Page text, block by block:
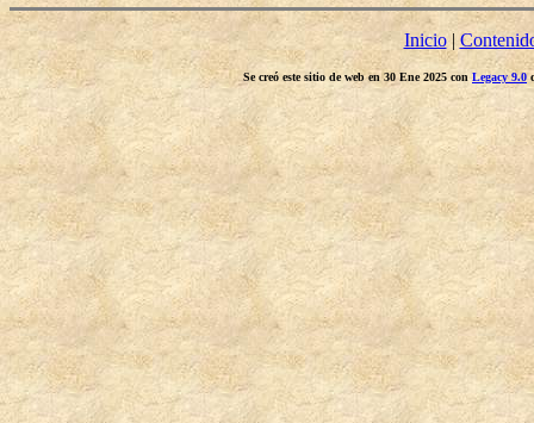
Inicio|
Se creó este sitio de web en 30 Ene 2025 con Legacy 9.0